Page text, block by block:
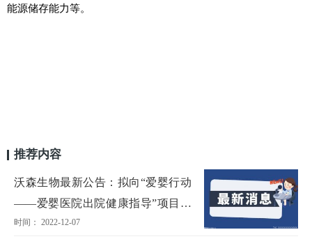
能源储存能力等。
推荐内容
沃森生物最新公告：拟向“爱婴行动
——爱婴医院出院健康指导”项目捐
赠545万元
时间： 2022-12-07